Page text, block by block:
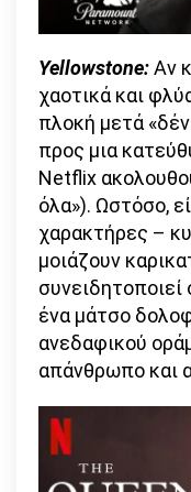
Yellowstone:Αν
χαοτικά και
πλοκή μετά
προς μια
Netflix
όλα»). Ωστόσο,
χαρακτήρες –
μοιάζουν
ένα μάτσο
ανεδαφικού
απάνθρωπο και